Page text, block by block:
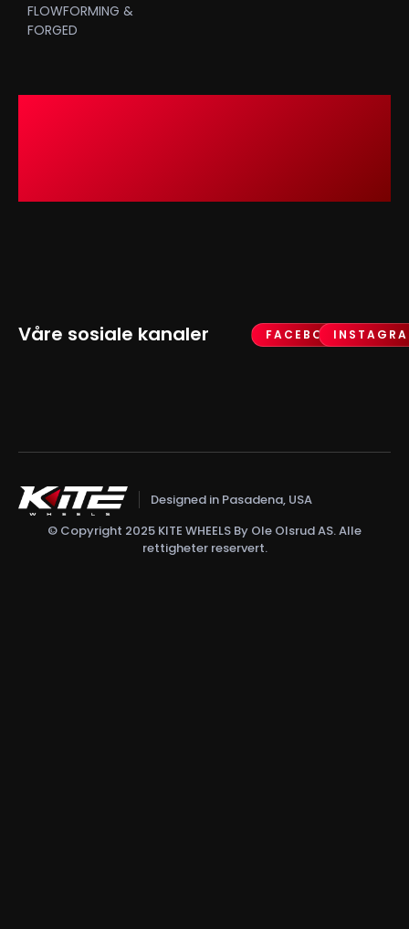
FLOWFORMING &
FORGED
Våre sosiale kanaler FACEBOOK
Designed in Pasadena, USA
© Copyright 2025 KITE WHEELS By Ole Olsrud AS. Alle
rettigheter reservert.